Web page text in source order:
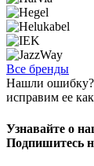
Все бренды
Нашли ошибку?
исправим ее
Узнавайте о
Подпишитесь